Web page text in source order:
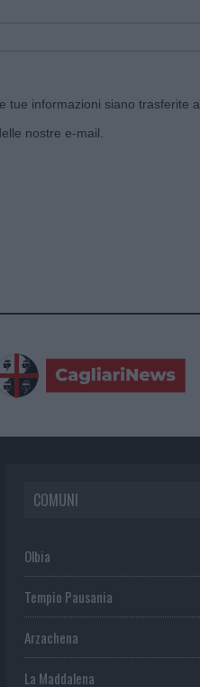
tue informazioni siano trasferite a
nostre e-mail.
COMUNI
Olbia
Tempio Pausania
Arzachena
La Maddalena